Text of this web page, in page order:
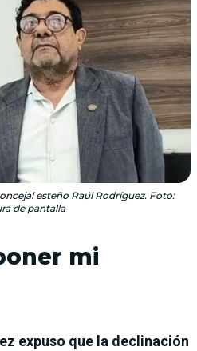
esteño Raúl Rodríguez. Foto:
de pantalla
mi
expuso que la declinación